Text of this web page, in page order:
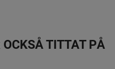
TITTAT PÅ